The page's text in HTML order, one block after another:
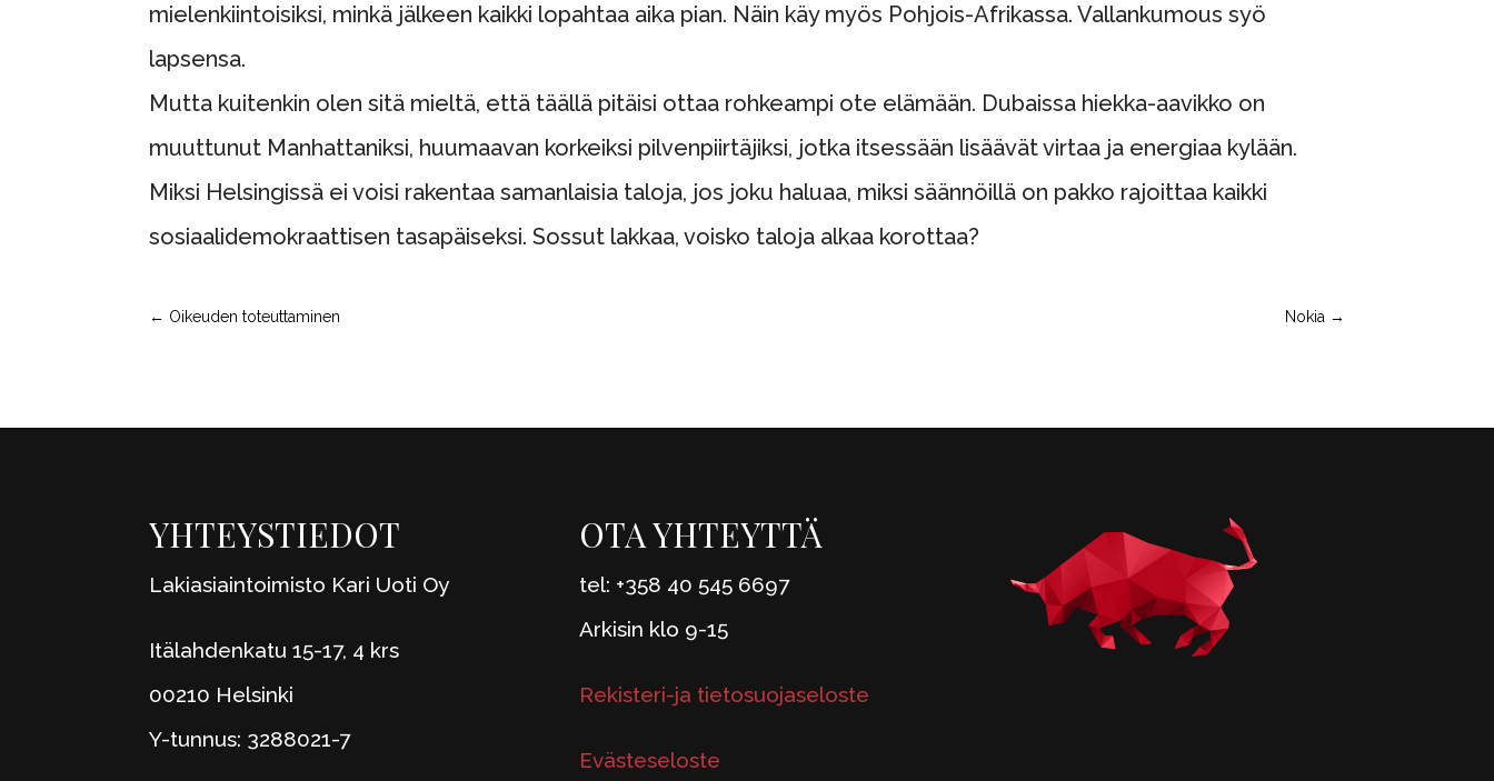
mielenkiintoisiksi, minkä jälkeen kaikki lopahtaa aika pian. Näin käy myös Pohjois-Afrikassa. Vallankumous syö
lapsensa.
Mutta kuitenkin olen sitä mieltä, että täällä pitäisi ottaa rohkeampi ote elämään. Dubaissa hiekka-aavikko on
muuttunut Manhattaniksi, huumaavan korkeiksi pilvenpiirtäjiksi, jotka itsessään lisäävät virtaa ja energiaa kylään.
Miksi Helsingissä ei voisi rakentaa samanlaisia taloja, jos joku haluaa, miksi säännöillä on pakko rajoittaa kaikki
sosiaalidemokraattisen tasapäiseksi. Sossut lakkaa, voisko taloja alkaa korottaa?
← Oikeuden toteuttaminen Nokia →
YHTEYSTIEDOT
Lakiasiaintoimisto Kari Uoti Oy
Itälahdenkatu 15-17, 4 krs
00210 Helsinki
Y-tunnus: 3288021-7
OTA YHTEYTTÄ
tel: +358 40 545 6697
Arkisin klo 9-15
Rekisteri-ja tietosuojaseloste
Evästeseloste